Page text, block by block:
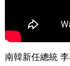
南韓新任總統